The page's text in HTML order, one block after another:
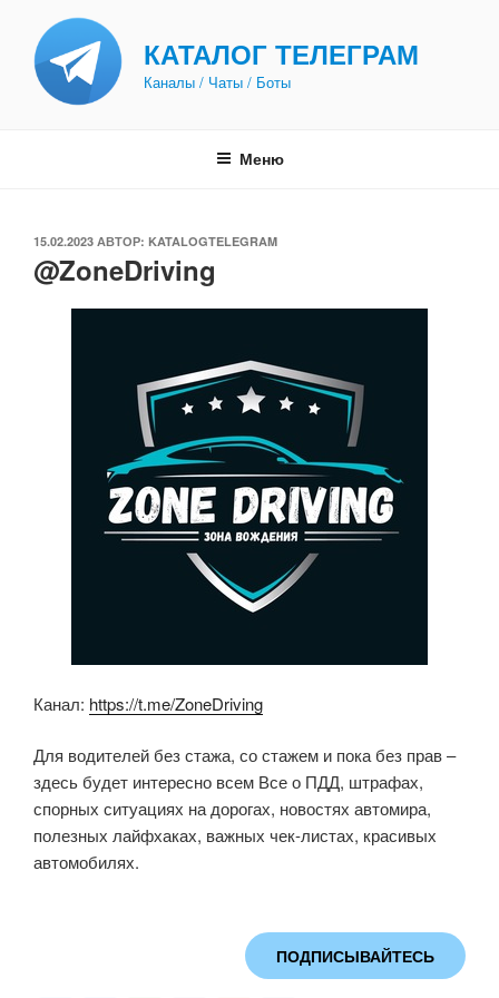
содержимому
КАТАЛОГ ТЕЛЕГРАМ
Каналы / Чаты / Боты
Меню
ОПУБЛИКОВАНО
15.02.2023 АВТОР: KATALOGTELEGRAM
@ZoneDriving
Канал: https://t.me/ZoneDriving
Для водителей без стажа, со стажем и пока без прав –
здесь будет интересно всем Все о ПДД, штрафах,
спорных ситуациях на дорогах, новостях автомира,
полезных лайфхаках, важных чек-листах, красивых
автомобилях.
ПОДПИСЫВАЙТЕСЬ